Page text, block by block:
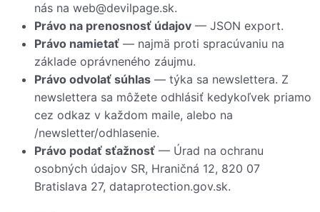
nás na web@devilpage.sk.
Právo na prenosnosť údajov — JSON export.
Právo namietať — najmä proti spracúvaniu na
základe oprávneného záujmu.
Právo odvolať súhlas — týka sa newslettera. Z
newslettera sa môžete odhlásiť kedykoľvek priamo
cez odkaz v každom maile, alebo na
/newsletter/odhlasenie.
Právo podať sťažnosť — Úrad na ochranu
osobných údajov SR, Hraničná 12, 820 07
Bratislava 27, dataprotection.gov.sk.